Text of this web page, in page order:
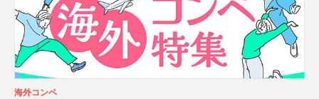
海外コンペ